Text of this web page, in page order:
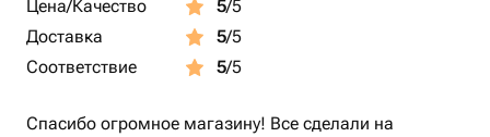
Цена/Качество
5/5
Доставка
5/5
Соответствие
5/5
Спасибо огромное магазину! Все сделали на